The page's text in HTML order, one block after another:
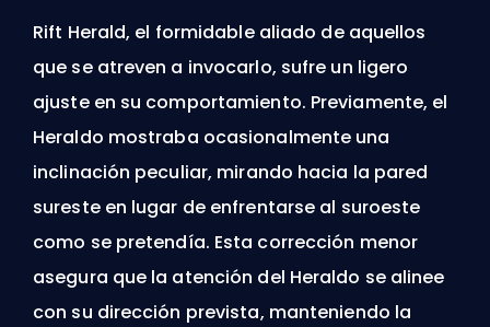
Rift Herald, el formidable aliado de aquellos
que se atreven a invocarlo, sufre un ligero
ajuste en su comportamiento. Previamente, el
Heraldo mostraba ocasionalmente una
inclinación peculiar, mirando hacia la pared
sureste en lugar de enfrentarse al suroeste
como se pretendía. Esta corrección menor
asegura que la atención del Heraldo se alinee
con su dirección prevista, manteniendo la